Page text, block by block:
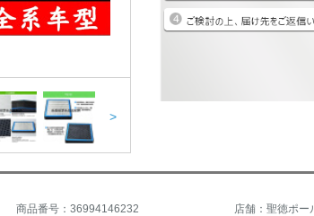
>
商品番号：36994146232
店舗：聖徳ポー